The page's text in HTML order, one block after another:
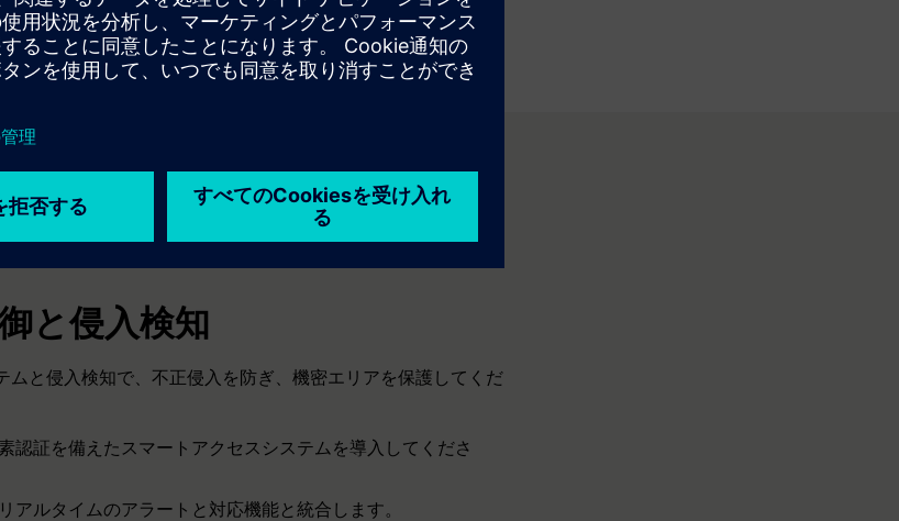
さい
と侵入検知
ムと侵入検知で、不正侵入を防ぎ、機密エリアを保護してくだ
認証を備えたスマートアクセスシステムを導入してくださ
アルタイムのアラートと対応機能と統合します。